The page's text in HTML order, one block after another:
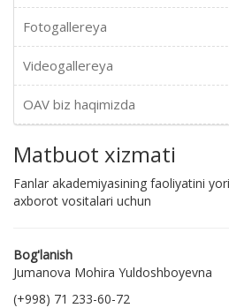
Fotogallereya
Videogallereya
OAV biz haqimizda
Matbuot xizmati
Fanlar akademiyasining faoliyatini
axborot vositalari uchun
Bog'lanish
Jumanova Mohira Yuldoshboyevna
(+998) 71 233-60-72